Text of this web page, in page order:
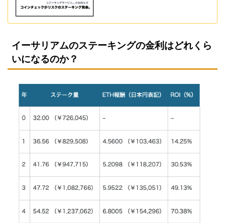
イーサリアムのステーキングの金利はどれくら
いになるのか？